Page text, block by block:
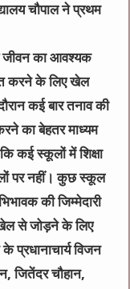
चौपाल ने प्रथम
जीवन का आवश्यक
करने के लिए खेल
कई बार तनाव की
का बेहतर माध्यम
कई स्कूलों में शिक्षा
पर नहीं। कुछ स्कूल
की जिम्मेदारी
खेल से जोड़ने के लिए
प्रधानाचार्य विजन
जितेंदर चौहान,